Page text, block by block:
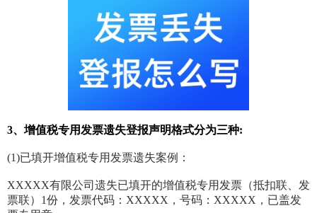
3、增值税专用发票遗失登报声明格式分为三种:
(1)已填开增值税专用发票遗失案例：
XXXXX有限公司遗失已填开的增值税专用发票（抵扣联、发
票联）1份，发票代码：XXXXX，号码：XXXXX，已盖发